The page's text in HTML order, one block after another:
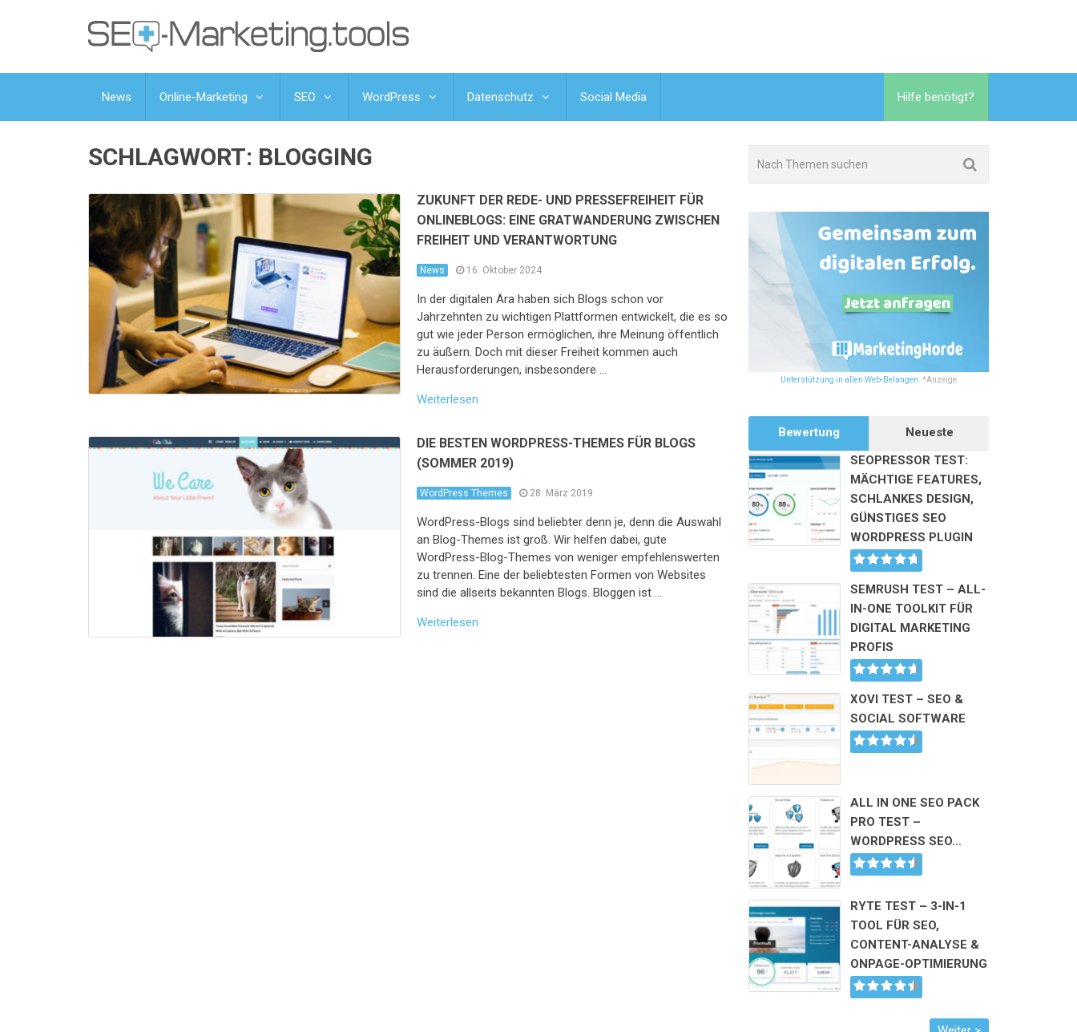
News Online-Marketing SEO WordPress Datenschutz Social Media Hilfe benötigt?
SCHLAGWORT: BLOGGING
ZUKUNFT DER REDE- UND PRESSEFREIHEIT FÜR
ONLINEBLOGS: EINE GRATWANDERUNG ZWISCHEN
FREIHEIT UND VERANTWORTUNG
News 16. Oktober 2024
In der digitalen Ära haben sich Blogs schon vor
Jahrzehnten zu wichtigen Plattformen entwickelt, die es so
gut wie jeder Person ermöglichen, ihre Meinung öffentlich
zu äußern. Doch mit dieser Freiheit kommen auch
Herausforderungen, insbesondere …
Weiterlesen
DIE BESTEN WORDPRESS-THEMES FÜR BLOGS
(SOMMER 2019)
WordPress Themes 28. März 2019
WordPress-Blogs sind beliebter denn je, denn die Auswahl
an Blog-Themes ist groß. Wir helfen dabei, gute
WordPress-Blog-Themes von weniger empfehlenswerten
zu trennen. Eine der beliebtesten Formen von Websites
sind die allseits bekannten Blogs. Bloggen ist …
Weiterlesen
Unterstützung in allen Web-Belangen. *Anzeige
Bewertung
Neueste
SEOPRESSOR TEST:
MÄCHTIGE FEATURES,
SCHLANKES DESIGN,
GÜNSTIGES SEO
WORDPRESS PLUGIN
SEMRUSH TEST – ALL-
IN-ONE TOOLKIT FÜR
DIGITAL MARKETING
PROFIS
XOVI TEST – SEO &
SOCIAL SOFTWARE
ALL IN ONE SEO PACK
PRO TEST –
WORDPRESS SEO…
RYTE TEST – 3-IN-1
TOOL FÜR SEO,
CONTENT-ANALYSE &
ONPAGE-OPTIMIERUNG